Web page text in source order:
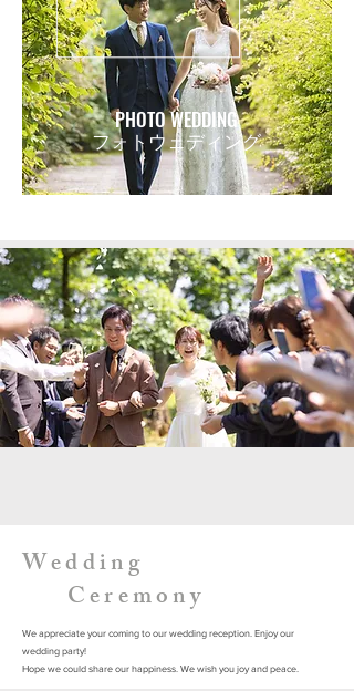
PHOTO WEDDING
​フォ トウェディング
Wedding
Ceremony
We appreciate your coming to our wedding reception. Enjoy our
wedding party!
Hope we could share our happiness. We wish you joy and peace.